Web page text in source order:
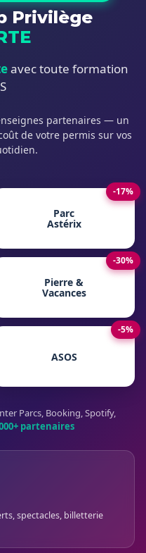
Privilège
avec toute formation
partenaires — un
de votre permis sur vos
-17%
Parc
Astérix
-30%
Pierre &
Vacances
-5%
ASOS
Parcs, Booking, Spotify,
partenaires
spectacles, billetterie